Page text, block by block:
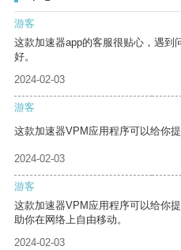
游客
这款加速器app的客服很贴心，遇到
好。
2024-02-03
游客
这款加速器VPM应用程序可以给你
2024-02-03
游客
这款加速器VPM应用程序可以给你
助你在网络上自由移动。
2024-02-03